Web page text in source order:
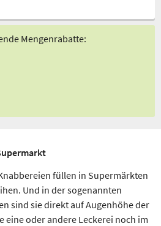
Mengenrabatte:
füllen in Supermärkten
Und in der sogenannten
sind sie direkt auf Augenhöhe der
eine oder andere Leckerei noch im